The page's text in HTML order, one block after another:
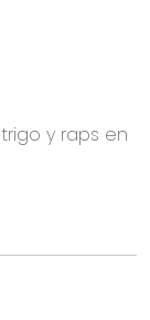
y raps en